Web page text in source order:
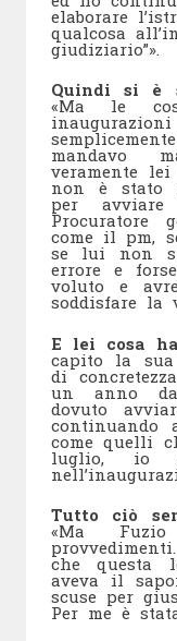
elaborare
qualcosa
giudiziario”».
Quindi si è
«Ma le
mandavo
veramente
non è stato
per avviare
Procuratore
come il pm,
se lui non
errore e
voluto e
soddisfare la
E lei cosa
capito la sua
di
un anno
dovuto
continuando
come quelli
luglio, io
Tutto ciò
«Ma
che questa
aveva il
scuse per
Per me è